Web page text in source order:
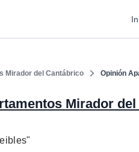
Mirador del Cantábrico Opinión
Mirador
"